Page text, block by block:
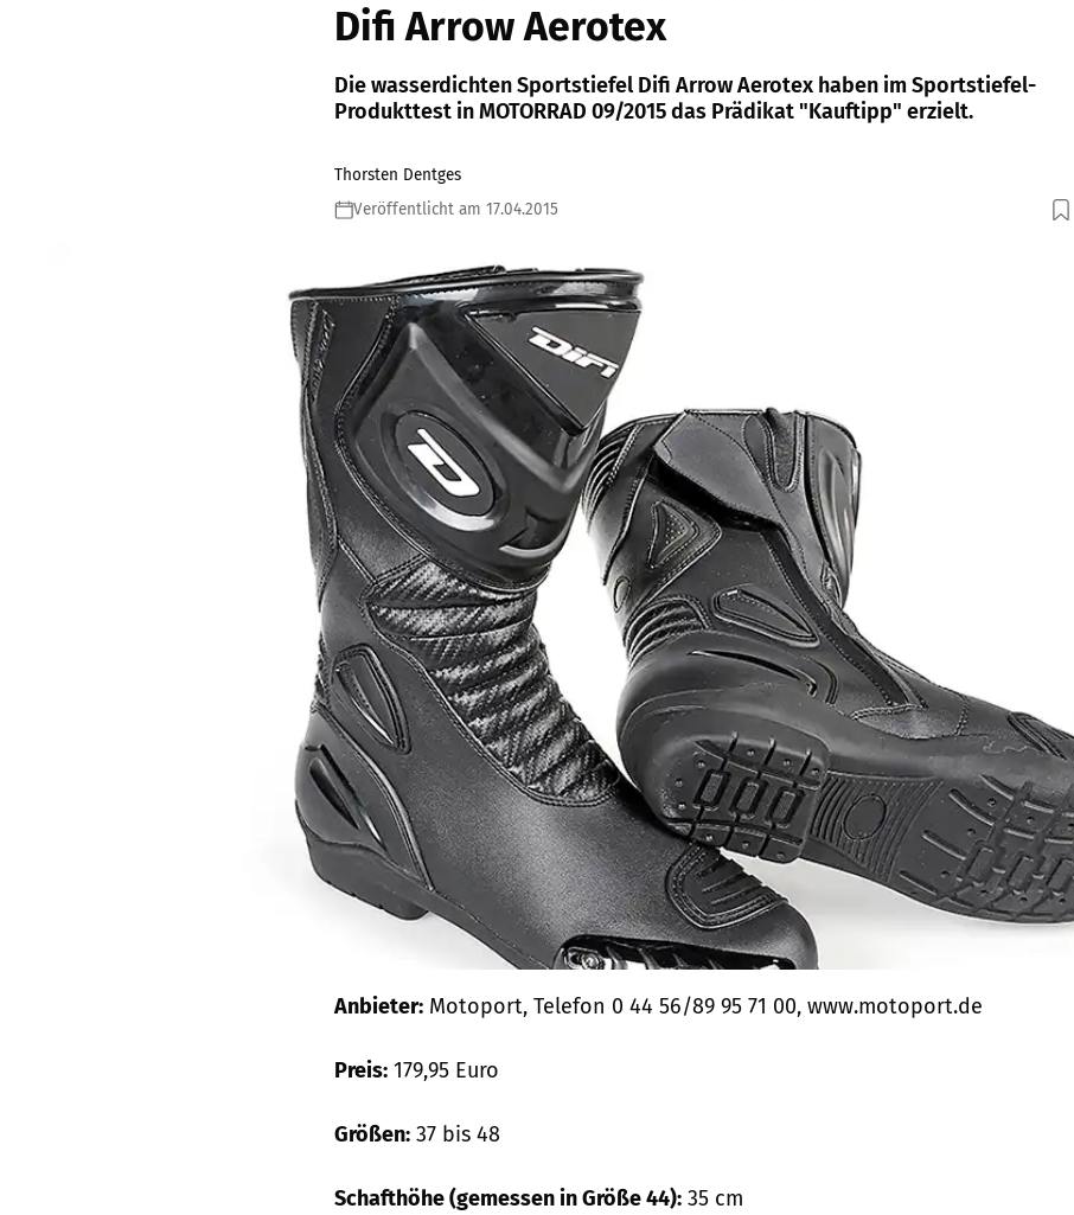
Difi Arrow Aerotex
Die wasserdichten Sportstiefel Difi Arrow Aerotex haben im Sportstiefel-
Produkttest in MOTORRAD 09/2015 das Prädikat "Kauftipp" erzielt.
Thorsten Dentges
Veröffentlicht am 17.04.2015
Anbieter: Motoport, Telefon 0 44 56/89 95 71 00, www.motoport.de
Preis: 179,95 Euro
Größen: 37 bis 48
Schafthöhe (gemessen in Größe 44): 35 cm